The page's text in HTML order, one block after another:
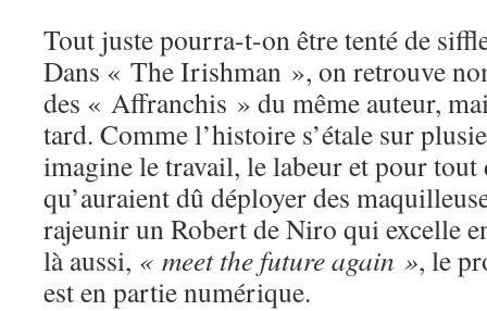
Tout juste pourra-t-on être tenté de
Dans « The Irishman », on retrouve
des « Affranchis » du même auteur,
tard. Comme l’histoire s’étale sur
imagine le travail, le labeur et pour tout
qu’auraient dû déployer des
rajeunir un Robert de Niro qui excelle
là aussi, « meet the future again », le
est en partie numérique.